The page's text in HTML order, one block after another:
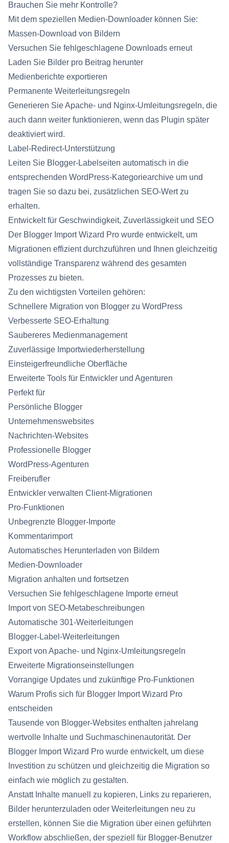
Brauchen Sie mehr Kontrolle?
Mit dem speziellen Medien-Downloader können Sie:
Massen-Download von Bildern
Versuchen Sie fehlgeschlagene Downloads erneut
Laden Sie Bilder pro Beitrag herunter
Medienberichte exportieren
Permanente Weiterleitungsregeln
Generieren Sie Apache- und Nginx-Umleitungsregeln, die
auch dann weiter funktionieren, wenn das Plugin später
deaktiviert wird.
Label-Redirect-Unterstützung
Leiten Sie Blogger-Labelseiten automatisch in die
entsprechenden WordPress-Kategoriearchive um und
tragen Sie so dazu bei, zusätzlichen SEO-Wert zu
erhalten.
Entwickelt für Geschwindigkeit, Zuverlässigkeit und SEO
Der Blogger Import Wizard Pro wurde entwickelt, um
Migrationen effizient durchzuführen und Ihnen gleichzeitig
vollständige Transparenz während des gesamten
Prozesses zu bieten.
Zu den wichtigsten Vorteilen gehören:
Schnellere Migration von Blogger zu WordPress
Verbesserte SEO-Erhaltung
Saubereres Medienmanagement
Zuverlässige Importwiederherstellung
Einsteigerfreundliche Oberfläche
Erweiterte Tools für Entwickler und Agenturen
Perfekt für
Persönliche Blogger
Unternehmenswebsites
Nachrichten-Websites
Professionelle Blogger
WordPress-Agenturen
Freiberufler
Entwickler verwalten Client-Migrationen
Pro-Funktionen
Unbegrenzte Blogger-Importe
Kommentarimport
Automatisches Herunterladen von Bildern
Medien-Downloader
Migration anhalten und fortsetzen
Versuchen Sie fehlgeschlagene Importe erneut
Import von SEO-Metabeschreibungen
Automatische 301-Weiterleitungen
Blogger-Label-Weiterleitungen
Export von Apache- und Nginx-Umleitungsregeln
Erweiterte Migrationseinstellungen
Vorrangige Updates und zukünftige Pro-Funktionen
Warum Profis sich für Blogger Import Wizard Pro
entscheiden
Tausende von Blogger-Websites enthalten jahrelang
wertvolle Inhalte und Suchmaschinenautorität. Der
Blogger Import Wizard Pro wurde entwickelt, um diese
Investition zu schützen und gleichzeitig die Migration so
einfach wie möglich zu gestalten.
Anstatt Inhalte manuell zu kopieren, Links zu reparieren,
Bilder herunterzuladen oder Weiterleitungen neu zu
erstellen, können Sie die Migration über einen geführten
Workflow abschließen, der speziell für Blogger-Benutzer